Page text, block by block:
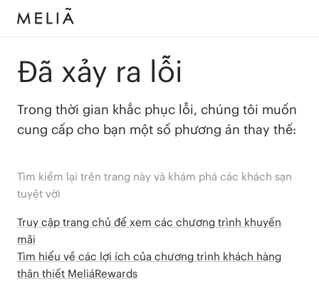
Đã xảy ra lỗi
Trong thời gian khắc phục lỗi, chúng tôi muốn
cung cấp cho bạn một số phương án thay thế:
Tìm kiếm lại trên trang này và khám phá các khách sạn
tuyệt vời
Truy cập trang chủ để xem các chương trình khuyến
mãi
Tìm hiểu về các lợi ích của chương trình khách hàng
thân thiết MeliáRewards